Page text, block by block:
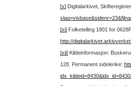
[x]Digitalarkivet,
[xi]Folketelling 1801 for
http://
[xii]Kildeinformasjon:
128. Permanent sidelenke: